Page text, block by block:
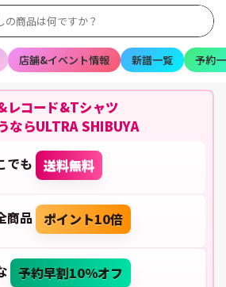
店舗&イベント情報 新譜一覧 予約
レコード&Tシャツ
ならULTRA SHIBUYA
でも 送料無料
商品 ポイント10倍
予約早割10%オフ